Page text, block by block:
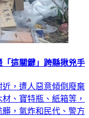
這關鍵」跨縣揪兇手
近，遭人惡意傾倒廢棄
、寶特瓶、紙箱等，
，氣炸和民代、警方